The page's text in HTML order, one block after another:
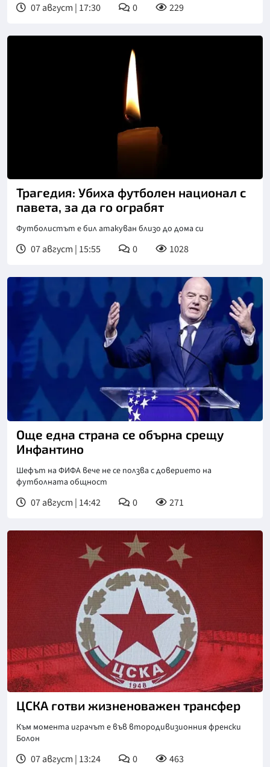
07 август | 17:30 0 229
Трагедия: Убиха футболен национал с
павета, за да го ограбят
Футболистът е бил атакуван близо до дома си
07 август | 15:55 0 1028
Още една страна се обърна срещу
Инфантино
Шефът на ФИФА вече не се ползва с доверието на
футболната общност
07 август | 14:42 0 271
Снимка: БГНЕС
ЦСКА готви жизненоважен трансфер
Към момента играчът е във втородивизионния френски
Болон
07 август | 13:24 0 463